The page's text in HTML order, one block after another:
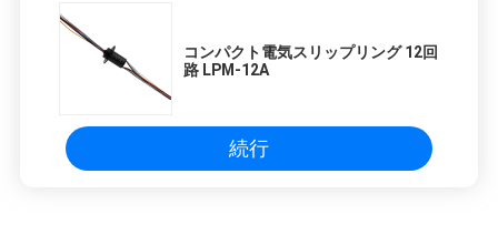
コンパクト電気スリップリング 12回
路 LPM-12A
続行